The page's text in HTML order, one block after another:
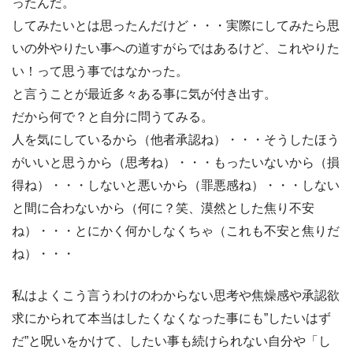
してみたいとは思ったんだけど・・・実際にしてみたら思
いの外やりたい事への道すがらではあるけど、これやりた
い！って思う事ではなかった。
と言うことが最近多々ある事に気が付き出す。
だから何で？と自分に問うてみる。
人を気にしているから（他者承認ね）・・・そうしたほう
がいいと思うから（思考ね）・・・もったいないから（損
得ね）・・・しないと悪いから（罪悪感ね）・・・しない
と間に合わないから（何に？笑、漠然とした焦り不安
ね）・・・とにかく何かしなくちゃ（これも不安と焦りだ
ね）・・・
私はよくこう言うわけのわからない思考や焦燥感や承認欲
求にかられて本当はしたくなくなった事にも”したいはず
だ”と呪いをかけて、したい事も続けられない自分や「し